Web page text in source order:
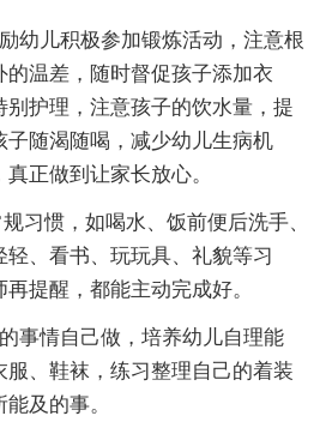
儿积极参加锻炼活动，注意根
温差，随时督促孩子添加衣
别护理，注意孩子的饮水量，提
子随渴随喝，减少幼儿生病机
正做到让家长放心。
惯，如喝水、饭前便后洗手、
、看书、玩玩具、礼貌等习
提醒，都能主动完成好。
情自己做，培养幼儿自理能
服、鞋袜，练习整理自己的着装
及的事。